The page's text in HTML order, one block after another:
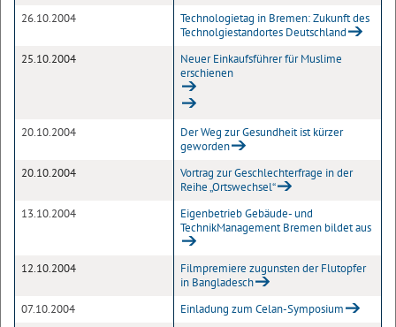
26.10.2004
Technologietag in Bremen: Zukunft des
Technolgiestandortes Deutschland
25.10.2004
Neuer Einkaufsführer für Muslime
erschienen
20.10.2004
Der Weg zur Gesundheit ist kürzer
geworden
20.10.2004
Vortrag zur Geschlechterfrage in der
Reihe „Ortswechsel“
13.10.2004
Eigenbetrieb Gebäude- und
TechnikManagement Bremen bildet aus
12.10.2004
Filmpremiere zugunsten der Flutopfer
in Bangladesch
07.10.2004
Einladung zum Celan-Symposium